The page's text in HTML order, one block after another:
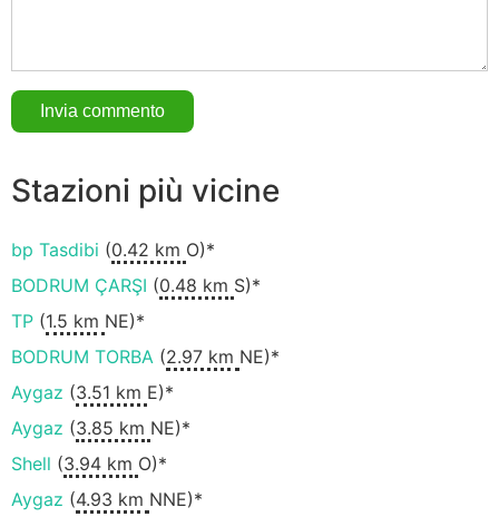
Stazioni più vicine
bp Tasdibi (0.42 km O)*
BODRUM ÇARŞI (0.48 km S)*
TP (1.5 km NE)*
BODRUM TORBA (2.97 km NE)*
Aygaz (3.51 km E)*
Aygaz (3.85 km NE)*
Shell (3.94 km O)*
Aygaz (4.93 km NNE)*